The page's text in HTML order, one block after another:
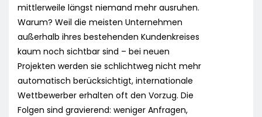
mittlerweile längst niemand mehr ausruhen.
Warum? Weil die meisten Unternehmen
außerhalb ihres bestehenden Kundenkreises
kaum noch sichtbar sind – bei neuen
Projekten werden sie schlichtweg nicht mehr
automatisch berücksichtigt, internationale
Wettbewerber erhalten oft den Vorzug. Die
Folgen sind gravierend: weniger Anfragen,